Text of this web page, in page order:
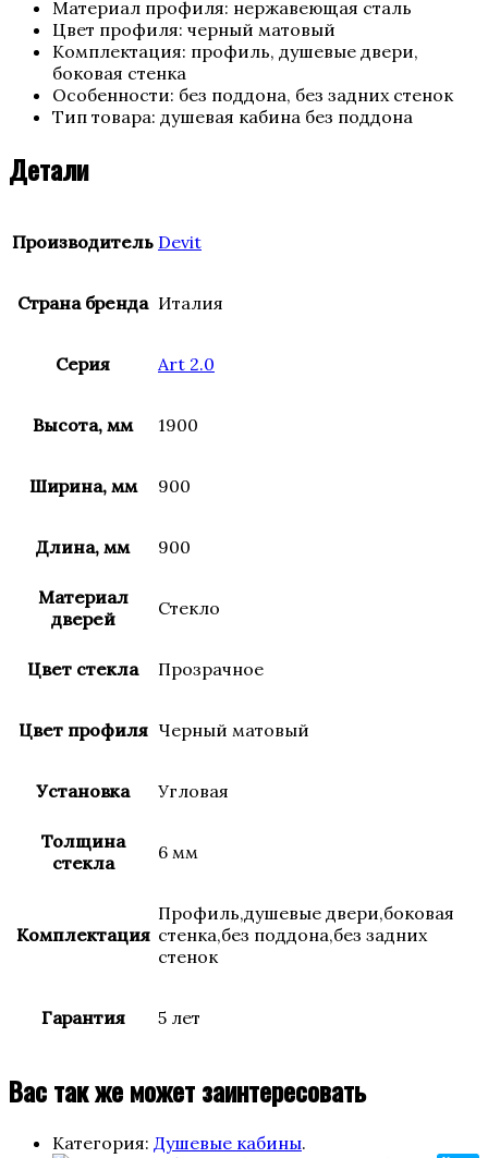
Материал профиля: нержавеющая сталь
Цвет профиля: черный матовый
Комплектация: профиль, душевые двери,
боковая стенка
Особенности: без поддона, без задних стенок
Тип товара: душевая кабина без поддона
Детали
Производитель Devit
Страна бренда Италия
Серия Art 2.0
Высота, мм 1900
Ширина, мм 900
Длина, мм 900
Материал
дверей
Стекло
Цвет стекла Прозрачное
Цвет профиля Черный матовый
Установка Угловая
Толщина
стекла
6 мм
Комплектация
Профиль,душевые двери,боковая
стенка,без поддона,без задних
стенок
Гарантия 5 лет
Вас так же может заинтересовать
Категория: Душевые кабины.